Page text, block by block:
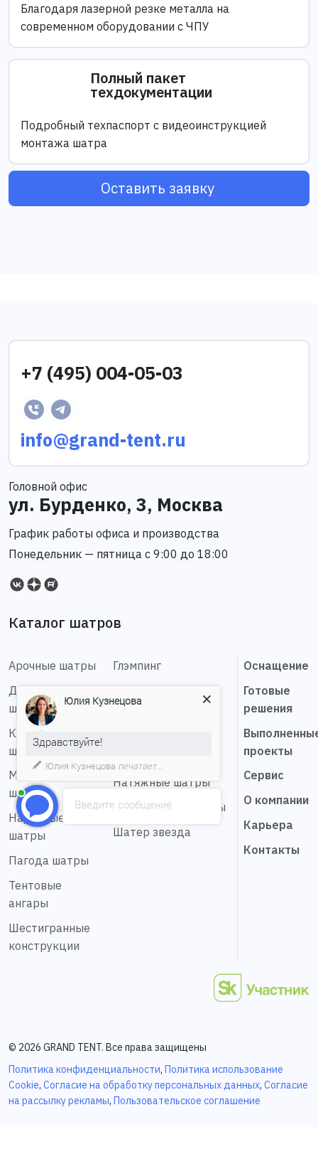
Благодаря лазерной резке металла на
современном оборудовании с ЧПУ
Полный пакет
техдокументации
Подробный техпаспорт с видеоинструкцией
монтажа шатра
Оставить заявку
+7 (495) 004-05-03
info@grand-tent.ru
Головной офис
ул. Бурденко, 3, Москва
График работы офиса и производства
Понедельник — пятница с 9:00 до 18:00
Каталог шатров
Арочные шатры
Деревянные
шатры
Классические
шатры
Мембранные
шатры
Надувные
шатры
Пагода шатры
Тентовые
ангары
Шестигранные
конструкции
Глэмпинг
Каскадные шатры
Натяжные шатры
Сферические шатры
Шатер звезда
Оснащение
Готовые
решения
проекты
Сервис
О компании
Карьера
Контакты
© 2026 GRAND TENT. Все права защищены
Политика конфиденциальности, Политика использование
Cookie, Согласие на обработку персональных данных, Согласие
на рассылку рекламы, Пользовательское соглашение
Введите сообщение
Юлия Кузнецова
Здравствуйте!
Юлия Кузнецова печатает...